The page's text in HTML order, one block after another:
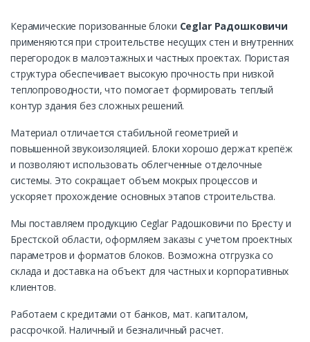
Керамические поризованные блоки Ceglar Радошковичи
применяются при строительстве несущих стен и внутренних
перегородок в малоэтажных и частных проектах. Пористая
структура обеспечивает высокую прочность при низкой
теплопроводности, что помогает формировать теплый
контур здания без сложных решений.
Материал отличается стабильной геометрией и
повышенной звукоизоляцией. Блоки хорошо держат крепёж
и позволяют использовать облегченные отделочные
системы. Это сокращает объем мокрых процессов и
ускоряет прохождение основных этапов строительства.
Мы поставляем продукцию Ceglar Радошковичи по Бресту и
Брестской области, оформляем заказы с учетом проектных
параметров и форматов блоков. Возможна отгрузка со
склада и доставка на объект для частных и корпоративных
клиентов.
Работаем с кредитами от банков, мат. капиталом,
рассрочкой. Наличный и безналичный расчет.